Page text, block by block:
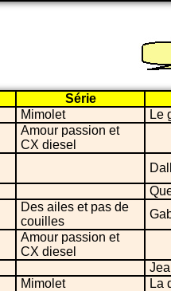
Série
Mimolet
Le
Amour passion et
CX diesel
Des ailes et pas de
couilles
Amour passion et
CX diesel
Mimolet
La